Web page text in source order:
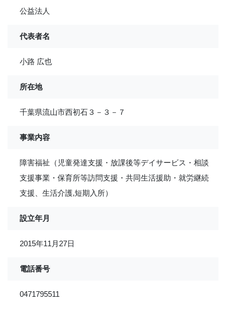
公益法人
代表者名
小路 広也
所在地
千葉県流山市西初石３－３－７
事業内容
障害福祉（児童発達支援・放課後等デイサービス・相談
支援事業・保育所等訪問支援・共同生活援助・就労継続
支援、生活介護,短期入所）
設立年月
2015年11月27日
電話番号
0471795511